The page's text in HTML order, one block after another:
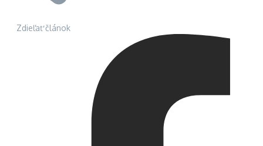
Zdieľať článok